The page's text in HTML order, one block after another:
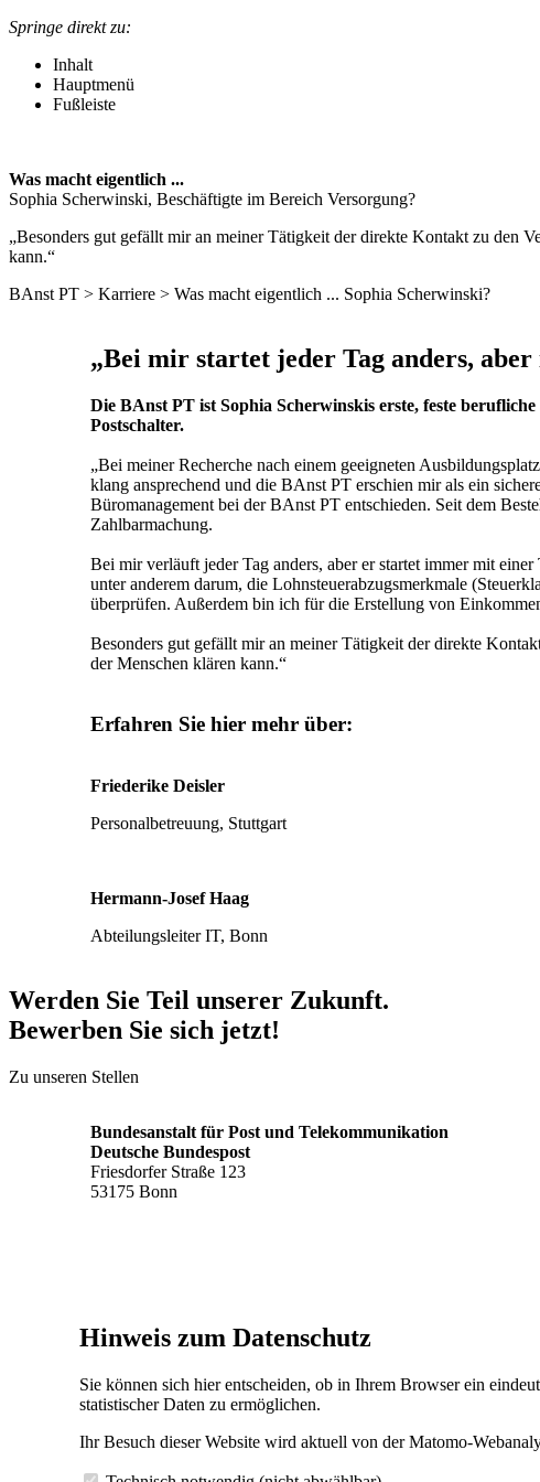
Springe direkt zu:
Inhalt
Hauptmenü
Fußleiste
Was macht eigentlich ...
Sophia Scherwinski, Beschäftigte im Bereich Versorgung?
„Besonders gut gefällt mir an meiner Tätigkeit der direkte Kontakt zu den
kann.“
BAnst PT > Karriere > Was macht eigentlich ... Sophia Scherwinski?
„Bei mir startet jeder Tag anders,
Die BAnst PT ist Sophia Scherwinskis erste, feste
Postschalter.
„Bei meiner Recherche nach einem geeigneten
klang ansprechend und die BAnst PT erschien mir als ein
Büromanagement bei der BAnst PT entschieden. Seit dem
Zahlbarmachung.
Bei mir verläuft jeder Tag anders, aber er startet immer mit
unter anderem darum, die Lohnsteuerabzugsmerkmale
überprüfen. Außerdem bin ich für die Erstellung von
Besonders gut gefällt mir an meiner Tätigkeit der direkte
der Menschen klären kann.“
Erfahren Sie hier mehr über:
Friederike Deisler
Personalbetreuung, Stuttgart
Hermann-Josef Haag
Abteilungsleiter IT, Bonn
Werden Sie Teil unserer Zukunft.
Bewerben Sie sich jetzt!
Zu unseren Stellen
Bundesanstalt für Post und Telekommunikation
Deutsche Bundespost
Friesdorfer Straße 123
53175 Bonn
Hinweis zum Datenschutz
Sie können sich hier entscheiden, ob in Ihrem Browser ein
statistischer Daten zu ermöglichen.
Ihr Besuch dieser Website wird aktuell von der Matomo-